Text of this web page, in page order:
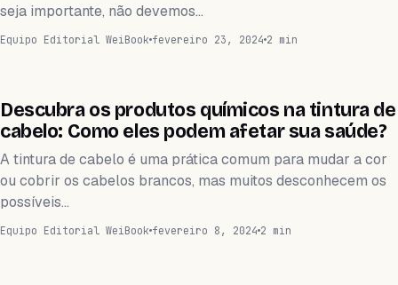
seja importante, não devemos…
Equipo Editorial WeiBook fevereiro 23, 2024 2 min
WEIHEALTH
Descubra os produtos químicos na tintura de
cabelo: Como eles podem afetar sua saúde?
A tintura de cabelo é uma prática comum para mudar a cor
ou cobrir os cabelos brancos, mas muitos desconhecem os
possíveis…
Equipo Editorial WeiBook fevereiro 8, 2024 2 min